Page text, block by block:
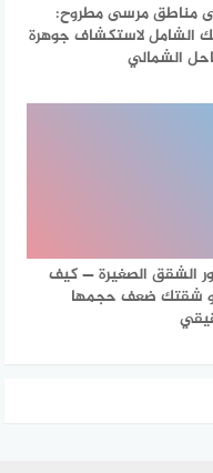
مناطق مرسى مطروح:
الشامل لاستكشاف جوهرة
الشمالي
الشقق الصغيرة — كيف
شقتك ضعف حجمها